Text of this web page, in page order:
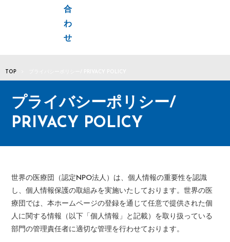
合
わ
せ
TOP
プライバシーポリシー/
PRIVACY POLICY
世界の医療団（認定NPO法人）は、個人情報の重要性を認識
し、個人情報保護の取組みを実施いたしております。世界の医
療団では、本ホームページの登録を通じて任意で提供された個
人に関する情報（以下「個人情報」と記載）を取り扱っている
部門の管理責任者に適切な管理を行わせております。